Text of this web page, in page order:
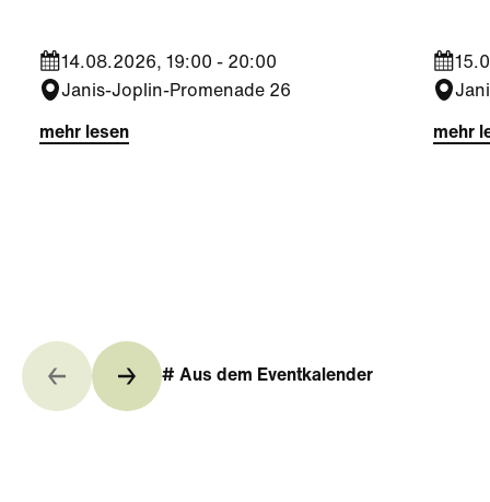
14.08.2026, 19:00 - 20:00
Janis-Joplin-Promenade 26
mehr lesen mehr
# Aus dem Eventkalender